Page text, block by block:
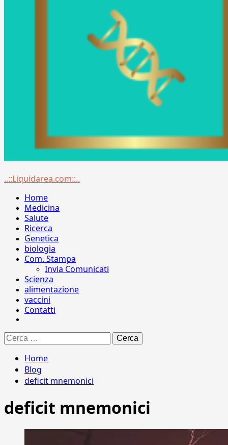
Menu
..::Liquidarea.com::..
Home
Medicina
Salute
Ricerca
Genetica
biologia
Com. Stampa
Invia Comunicati
Scienza
alimentazione
vaccini
Contatti
Ricerca
per:
Home
Blog
deficit mnemonici
deficit mnemonici